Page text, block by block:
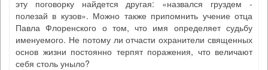
эту поговорку найдется другая: «назвался груздем -
полезай в кузов». Можно также припомнить учение отца
Павла Флоренского о том, что имя определяет судьбу
именуемого. Не потому ли отчасти охранители священных
основ жизни постоянно терпят поражения, что величают
себя столь уныло?